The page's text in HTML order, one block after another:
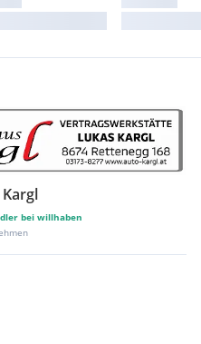
bei willhaben